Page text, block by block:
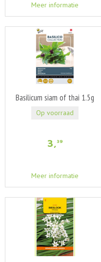
Meer informatie
Basilicum siam of thai 1.5g
3,39
Meer informatie
Op voorraad